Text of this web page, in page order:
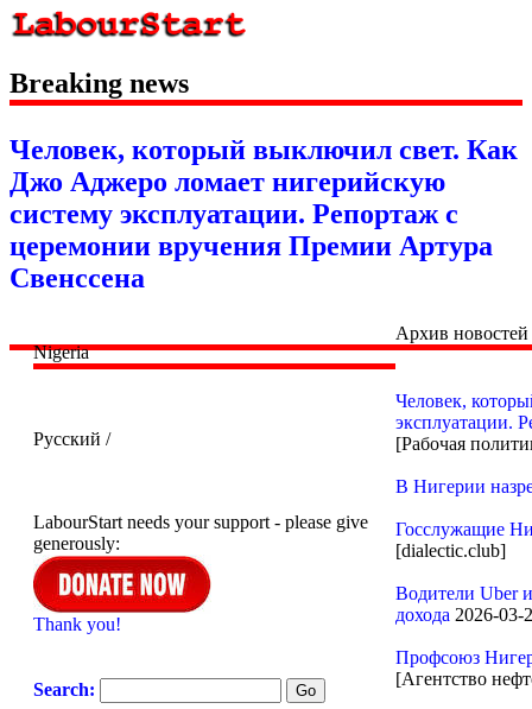
Breaking news
Человек, который выключил свет. Как
Джо Аджеро ломает нигерийскую
систему эксплуатации. Репортаж с
церемонии вручения Премии Артура
Свенссена
Nigeria
Русский /
LabourStart needs your support - please give
generously:
Thank you!
Search:
Архив новостей
Человек,
эксплуатации.
[Рабочая
В Нигерии
Госслужащие
[dialectic.club]
Водители Uber
дохода 2026-03-
Профсоюз
[Агентство